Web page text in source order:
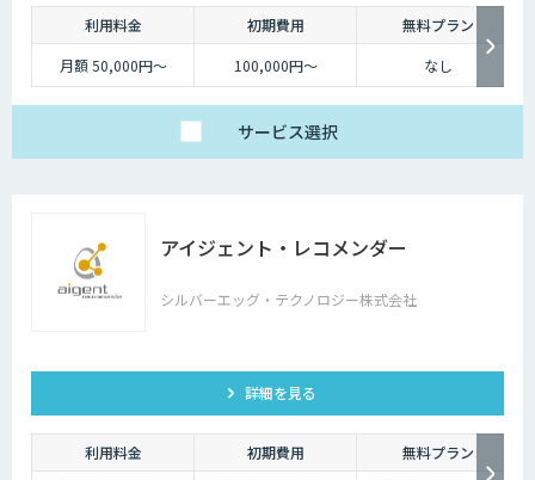
利用料金 初期費用
無料プラン
月額 50,000円～
100,000円～ なし
サービス選択
アイジェント・レコメンダー
シルバーエッグ・テクノロジー株式会社
詳細を見る
利用料金 初期費用
無料プラン